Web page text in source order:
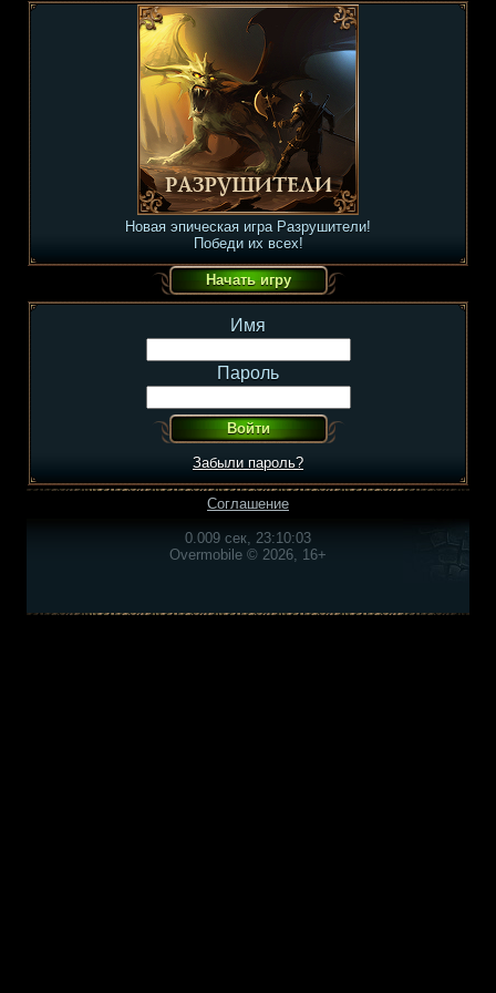
Новая эпическая игра Разрушители!
Победи их всех!
Имя
Пароль
Забыли пароль?
Соглашение
0.009 сек, 23:10:03
Overmobile © 2026, 16+